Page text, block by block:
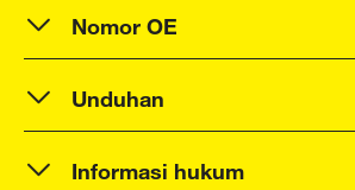
Nomor OE
Unduhan
Informasi hukum